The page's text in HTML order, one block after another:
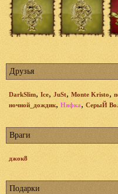
Друзья
DarkSlim, Ice, JuSt, Monte Kristo,
ночной_дождик, Няфка, СерыЙ
Враги
джок8
Подарки